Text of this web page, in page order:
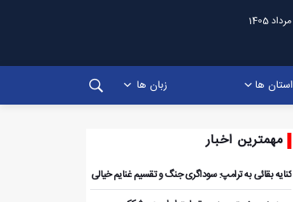
استان ها زبان ها
مهمترین اخبار
کنایه بقائی به ترامپ: سوداگری جنگ و تقسیم غنایم خیالی